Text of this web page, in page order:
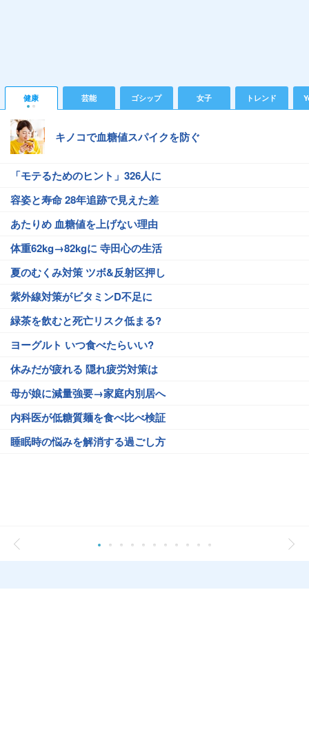
健康 芸能 ゴシップ 女子 トレンド
キノコで血糖値スパイクを防ぐ
「モテるためのヒント」326人に
容姿と寿命 28年追跡で見えた差
あたりめ 血糖値を上げない理由
体重62kg→82kgに 寺田心の生活
夏のむくみ対策 ツボ&反射区押し
紫外線対策がビタミンD不足に
緑茶を飲むと死亡リスク低まる?
ヨーグルト いつ食べたらいい?
休みだが疲れる 隠れ疲労対策は
母が娘に減量強要→家庭内別居へ
内科医が低糖質麺を食べ比べ検証
睡眠時の悩みを解消する過ごし方